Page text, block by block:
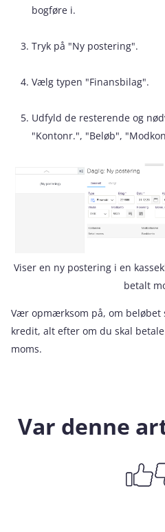
bogføre i.
Tryk på "Ny postering".
Vælg typen "Finansbilag".
Udfyld de resterende og
"Kontonr.", "Beløb",
Viser en ny postering i en
betalt
Vær opmærksom på, om beløbet
kredit, alt efter om du skal
moms.
Var denne